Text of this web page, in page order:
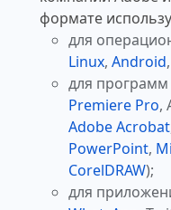
формате
для
Linux, Android,
для программ
Premiere Pro,
Adobe Acrobat
PowerPoint,
CorelDRAW);
для